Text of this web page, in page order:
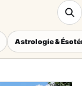
Astrologie &